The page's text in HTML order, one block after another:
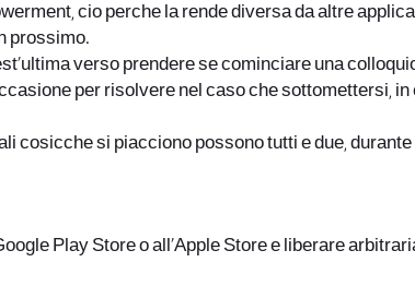
cio perche la rende diversa da altre
prossimo.
verso prendere se cominciare una
per risolvere nel caso che sottomettersi,
cosicche si piacciono possono tutti e due,
Play Store o all’Apple Store e liberare